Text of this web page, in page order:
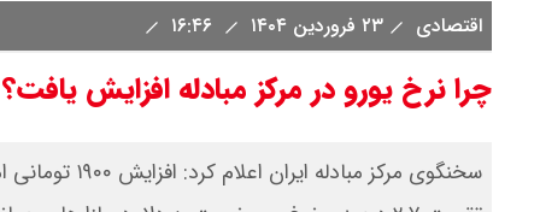
قیمت طلا ۲۴ عیار امروز شنبه ۱۷ مرداد ۱۴۰۵ اعلام شد/ جهش قیمت طلا
اقتصادی ۲۳ فروردین ۱۴۰۴
چرا نرخ یورو در مرکز مبادله افزایش یافت؟
سخنگوی مرکز